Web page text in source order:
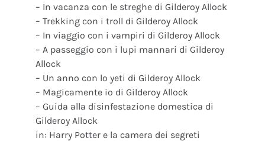
– In vacanza con le streghe di Gilderoy Allock
– Trekking con i troll di Gilderoy Allock
– In viaggio con i vampiri di Gilderoy Allock
– A passeggio con i lupi mannari di Gilderoy
Allock
– Un anno con lo yeti di Gilderoy Allock
– Magicamente io di Gilderoy Allock
– Guida alla disinfestazione domestica di
Gilderoy Allock
in: Harry Potter e la camera dei segreti